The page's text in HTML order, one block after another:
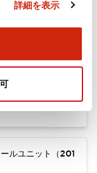
詳細を表示
（2025年6月版）
ルユニット（201